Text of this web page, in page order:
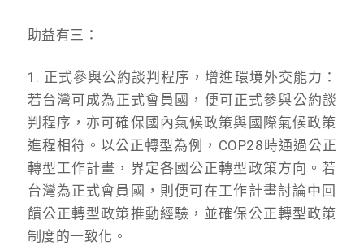
助益有三：
1. 正式參與公約談判程序，增進環境外交能力：
若台灣可成為正式會員國，便可正式參與公約談
判程序， 亦可確保國內氣候政策與國際氣候政策
進程相符。以公正轉型為例， COP28時通過公正
轉型工作計畫，界定各國公正轉型政策方向。若
台灣為正式會員國， 則便可在工作計畫討論中回
饋公正轉型政策推動經驗， 並確保公正轉型政策
制度的一致化。